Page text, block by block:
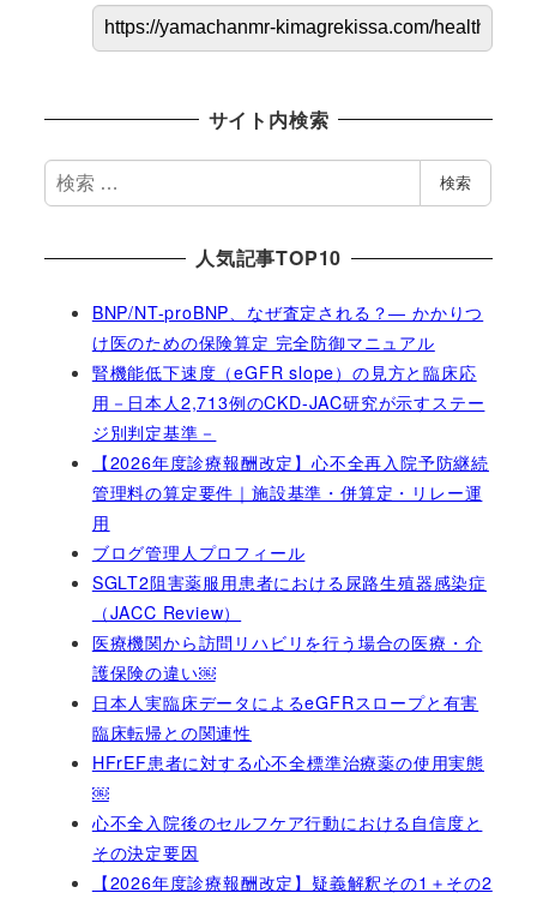
サイト内検索
検
索
検索
人気記事TOP10
BNP/NT-proBNP、なぜ査定される？― かかりつ
け医のための保険算定 完全防御マニュアル
腎機能低下速度（eGFR slope）の見方と臨床応
用－日本人2,713例のCKD-JAC研究が示すステー
ジ別判定基準－
【2026年度診療報酬改定】心不全再入院予防継続
管理料の算定要件｜施設基準・併算定・リレー運
用
ブログ管理人プロフィール
SGLT2阻害薬服用患者における尿路生殖器感染症
（JACC Review）
医療機関から訪問リハビリを行う場合の医療・介
護保険の違い￼
日本人実臨床データによるeGFRスロープと有害
臨床転帰との関連性
HFrEF患者に対する心不全標準治療薬の使用実態
￼
心不全入院後のセルフケア行動における自信度と
その決定要因
【2026年度診療報酬改定】疑義解釈その1＋その2